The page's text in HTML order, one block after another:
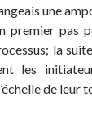
une
premier pas
la
les
de leur